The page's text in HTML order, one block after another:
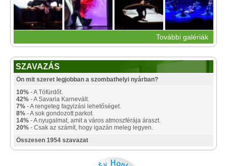
További galériák
SZAVAZÁS
Ön mit szeret legjobban a szombathelyi nyárban?
10% - A Tófürdőt.
42% - A Savaria Karnevált.
7% - A rengeteg fagyizási lehetőséget.
8% - A sok gondozott parkot.
14% - A nyugalmat, amit a város atmoszférája áraszt.
20% - Csak az számít, hogy igazán meleg legyen.
Összesen 1954 szavazat